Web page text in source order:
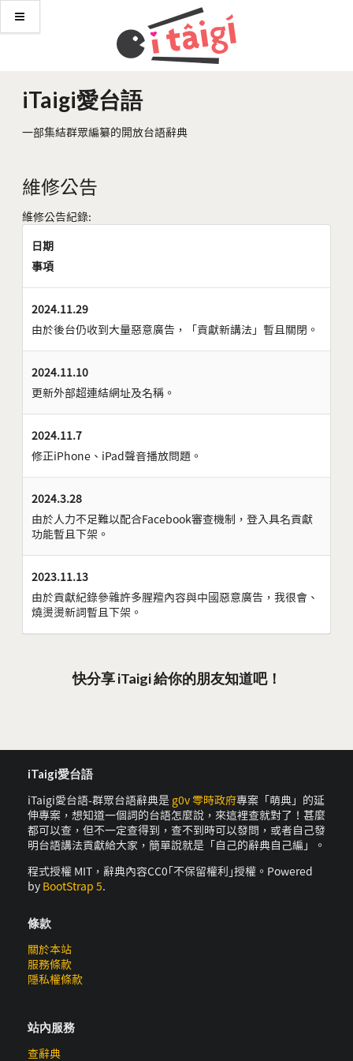
iTaigi愛台語
一部集結群眾編纂的開放台語辭典
維修公告
維修公告紀錄:
日期
事項
2024.11.29
由於後台仍收到大量惡意廣告，「貢獻新講法」暫且關閉。
2024.11.10
更新外部超連結網址及名稱。
2024.11.7
修正iPhone、iPad聲音播放問題。
2024.3.28
由於人力不足難以配合Facebook審查機制，登入具名貢獻
功能暫且下架。
2023.11.13
由於貢獻紀錄參雜許多腥羶內容與中國惡意廣告，我很會、
燒燙燙新詞暫且下架。
快分享 iTaigi 給你的朋友知道吧！
iTaigi愛台語
iTaigi愛台語-群眾台語辭典是 g0v 零時政府專案「萌典」的延
伸專案，想知道一個詞的台語怎麼說，來這裡查就對了！甚麼
都可以查，但不一定查得到，查不到時可以發問，或者自己發
明台語講法貢獻給大家，簡單說就是「自己的辭典自己編」。
程式授權 MIT，辭典內容CC0｢不保留權利｣授權。Powered
by BootStrap 5.
條款
關於本站
服務條款
隱私權條款
站內服務
查辭典